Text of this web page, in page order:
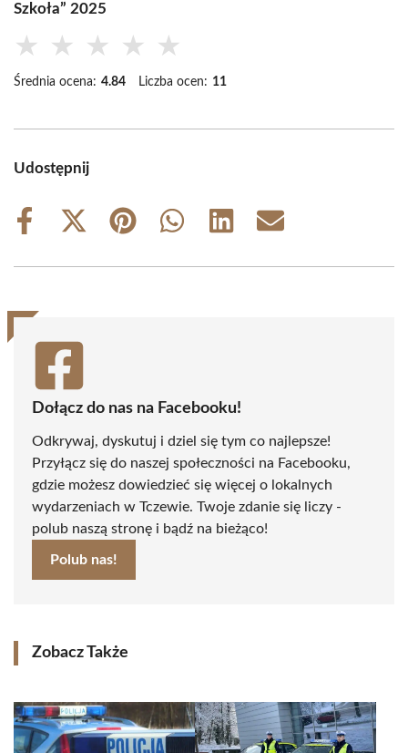
Szkoła” 2025
★ ★ ★ ★ ★
Średnia ocena: 4.84 Liczba ocen: 11
Udostępnij
Share
Share
(Twitter)
Share
Share
Share
Share
Dołącz do nas na Facebooku!
Odkrywaj, dyskutuj i dziel się tym co najlepsze!
Przyłącz się do naszej społeczności na Facebooku,
gdzie możesz dowiedzieć się więcej o lokalnych
wydarzeniach w Tczewie. Twoje zdanie się liczy -
polub naszą stronę i bądź na bieżąco!
Polub nas!
Zobacz Także